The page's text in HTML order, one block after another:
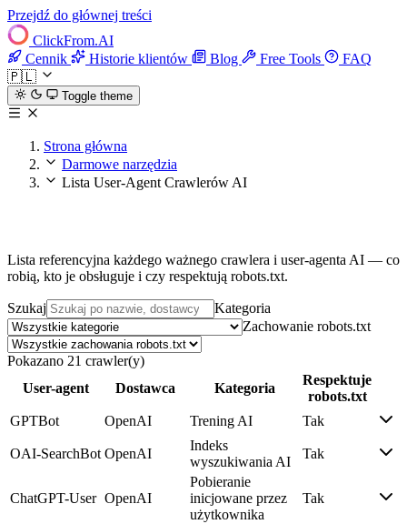
Przejdź do głównej treści
ClickFrom.AI
Cennik
Historie klientów Blog Free Tools
FAQ
🇵🇱
Toggle theme
Strona główna
Darmowe narzędzia
Lista User-Agent Crawlerów AI
Lista referencyjna każdego ważnego crawlera i user-agenta AI — co
robią, kto je obsługuje i czy respektują robots.txt.
Szukaj
Kategoria
Zachowanie robots.txt
Pokazano 21 crawler(y)
User-agent
Dostawca Kategoria
Respektuje
robots.txt
GPTBot
OpenAI Trening AI Tak
OAI-SearchBot OpenAI
Indeks
wyszukiwania AI
Tak
ChatGPT-User OpenAI
Pobieranie
inicjowane przez
użytkownika
Tak